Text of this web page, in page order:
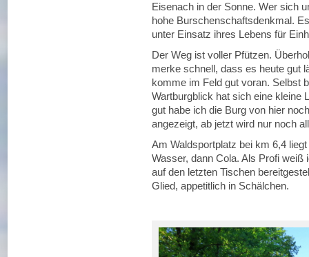
Eisenach in der Sonne. Wer sich
hohe Burschenschaftsdenkmal.
unter Einsatz ihres Lebens für
Der Weg ist voller Pfützen.
merke schnell, dass es heute gut
komme im Feld gut voran. Selbst
Wartburgblick hat sich eine kleine
gut habe ich die Burg von hier
angezeigt, ab jetzt wird nur noch
Am Waldsportplatz bei km 6,4
Wasser, dann Cola. Als Profi
auf den letzten Tischen
Glied, appetitlich in Schälchen.